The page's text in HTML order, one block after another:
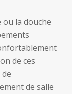
ou la douche
de ces
de salle